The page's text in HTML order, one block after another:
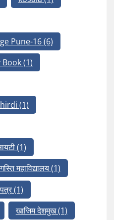
Pune-16(6)
Book(1)
(1)
(1)
महाविद्यालय(1)
(1)
खाजिम देशमुख(1)